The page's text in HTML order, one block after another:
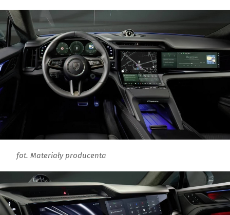
fot. Materiały producenta